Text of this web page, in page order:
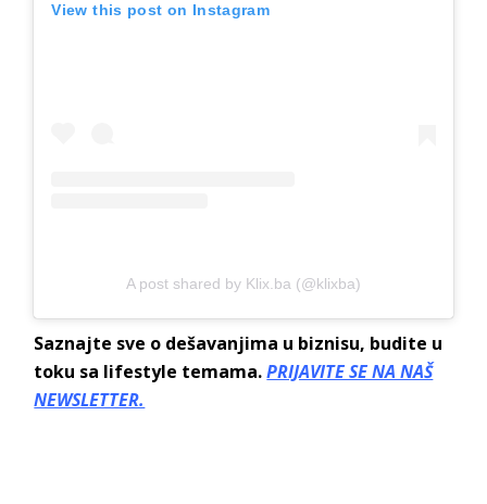
View this post on Instagram
A post shared by Klix.ba (@klixba)
Saznajte sve o dešavanjima u biznisu, budite u
toku sa lifestyle temama.PRIJAVITE SE NA NAŠ
NEWSLETTER.